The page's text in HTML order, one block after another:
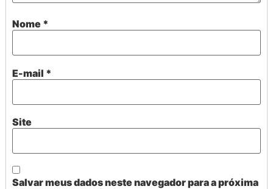
Nome *
E-mail *
Site
Salvar meus dados neste navegador para a próxima